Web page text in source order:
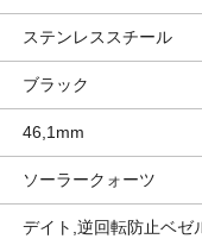
ステンレススチール
ブラック
46,1mm
ソーラークォーツ
デイト,逆回転防止ベゼ